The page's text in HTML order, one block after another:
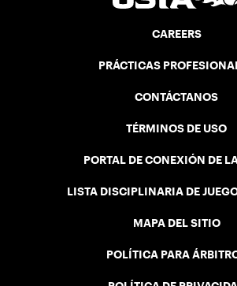
CAREERS
PRÁCTICAS
CONTÁCTANOS
TÉRMINOS DE USO
PORTAL DE CONEXIÓN DE
LISTA DISCIPLINARIA DE
MAPA DEL SITIO
POLÍTICA PARA